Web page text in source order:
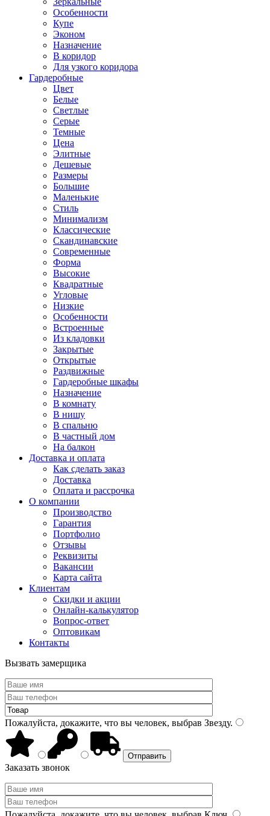
Особенности
Купе
Эконом
Назначение
В коридор
Для узкого коридора
Гардеробные
Цвет
Белые
Светлые
Серые
Темные
Цена
Элитные
Дешевые
Размеры
Большие
Маленькие
Стиль
Минимализм
Классические
Скандинавские
Современные
Форма
Высокие
Квадратные
Угловые
Низкие
Особенности
Встроенные
Из кладовки
Закрытые
Открытые
Раздвижные
Гардеробные шкафы
Назначение
В комнату
В нишу
В спальню
В частный дом
На балкон
Доставка и оплата
Как сделать заказ
Доставка
Оплата и рассрочка
О компании
Производство
Гарантия
Портфолио
Отзывы
Реквизиты
Вакансии
Карта сайта
Клиентам
Скидки и акции
Онлайн-калькулятор
Вопрос-ответ
Оптовикам
Контакты
Вызвать замерщика
Пожалуйста, докажите, что вы человек, выбрав Звезду.
Заказать звонок